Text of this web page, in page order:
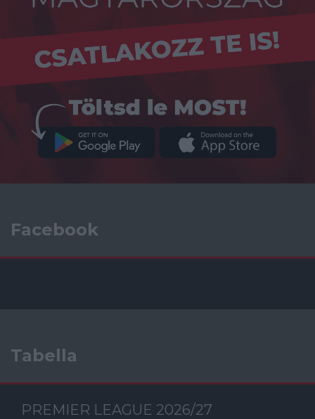
Facebook
Tabella
PREMIER LEAGUE 2026/27